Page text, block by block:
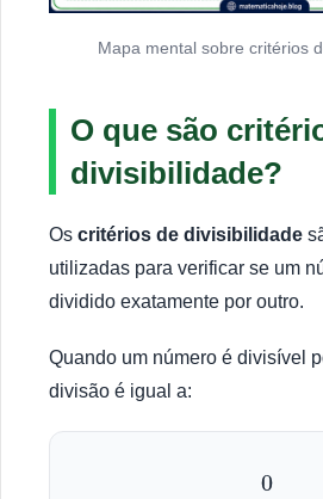
Mapa mental sobre critérios
O que são
divisibilidade?
Os critérios de divisibilidade
utilizadas para verificar se um
dividido exatamente por outro.
Quando um número é divisível
divisão é igual a:
0